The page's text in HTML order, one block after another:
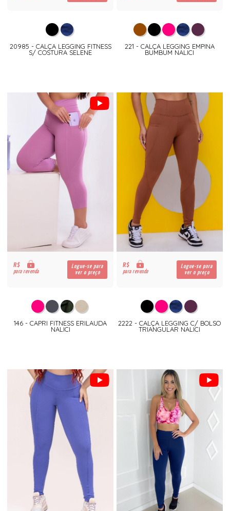
20985 - CALÇA LEGGING FITNESS
S/ COSTURA SELENE
221 - CALÇA LEGGING EMPINA
BUMBUM NALICI
R$
para revenda
Logue-se para
ver o preço
146 - CAPRI FITNESS ERILAUDA
NALICI
R$
para revenda
Logue-se para
ver o preço
2222 - CALÇA LEGGING C/ BOLSO
TRIANGULAR NALICI